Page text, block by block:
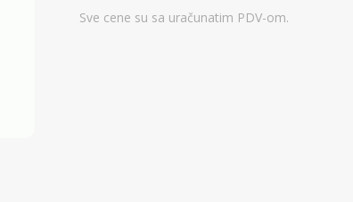
Sve cene su sa uračunatim PDV-om.